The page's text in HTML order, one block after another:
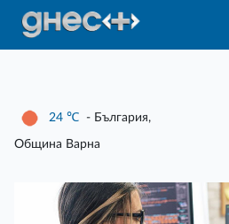
24 ℃ - България,
Община Варна